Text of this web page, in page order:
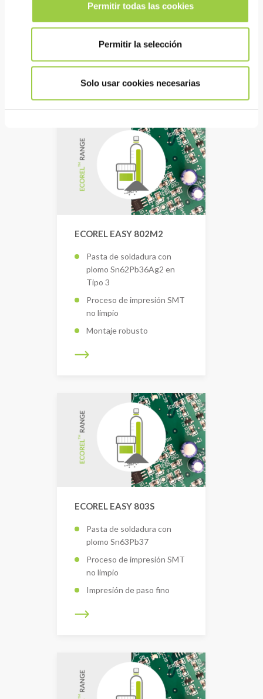
Permitir todas las cookies
Permitir la selección
Solo usar cookies necesarias
plomo Sn62Pb36Ag2
Proceso de impresión SMT
no limpio
Impresión de paso fino
ECOREL EASY 802M2
Pasta de soldadura con
plomo Sn62Pb36Ag2 en
Tipo 3
Proceso de impresión SMT
no limpio
Montaje robusto
ECOREL EASY 803S
Pasta de soldadura con
plomo Sn63Pb37
Proceso de impresión SMT
no limpio
Impresión de paso fino